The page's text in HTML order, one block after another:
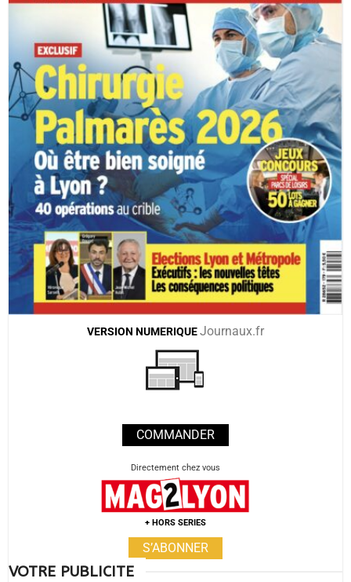
VERSION NUMERIQUEJournaux.fr
COMMANDER
Directement chez vous
+ HORS SERIES
S’ABONNER
VOTRE PUBLICITE